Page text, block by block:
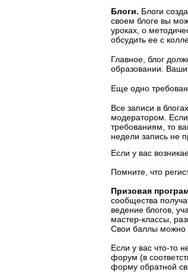
Блоги. Блоги
своем блоге вы
уроках, о
обсудить ее с
Главное, блог
образовании.
Еще одно
Все записи в
модератором.
требованиям, то
недели запись не
Если у вас
Помните, что
Призовая
сообщества
ведение блогов,
мастер-классы,
Свои баллы можно
Если у вас что-то
форум (в
форму обратной